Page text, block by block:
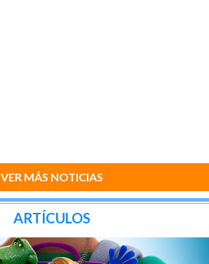
VER MÁS NOTICIAS
ARTÍCULOS